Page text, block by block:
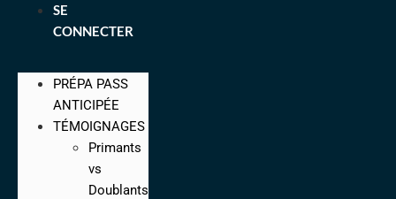
SE
CONNECTER
PRÉPA PASS
ANTICIPÉE
TÉMOIGNAGES
Primants
vs
Doublants